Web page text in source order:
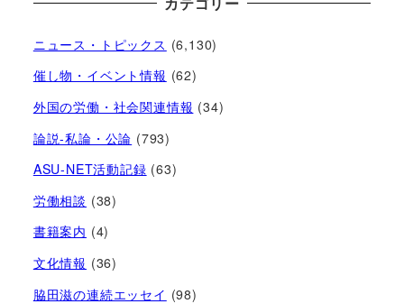
ニュース・トピックス (6,130)
催し物・イベント情報 (62)
外国の労働・社会関連情報 (34)
論説-私論・公論 (793)
ASU-NET活動記録 (63)
労働相談 (38)
書籍案内 (4)
文化情報 (36)
脇田滋の連続エッセイ (98)